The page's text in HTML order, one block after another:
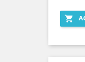
